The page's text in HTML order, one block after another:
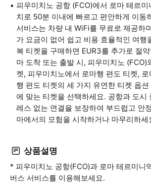
피우미치노 공항 (FCO)에서 로마 테르
치로 50분 이내에 빠르고 편안하게 이동
서비스는 차량 내 WiFi를 무료로 제공하
가 요금이 없어 쉽고 비용 효율적인 여행
복 티켓을 구매하면 EUR3를 추가로 절
마 도착 또는 출발 시, 피우미치노 (FCO)
켓, 피우미치노에서 로마행 편도 티켓,
행 편도 티켓의 세 가지 유연한 티켓 옵
에 맞는 티켓을 선택하세요. 공항과 도시
레스 없는 연결을 보장하여 부드럽고 안
마에서의 모험을 시작하거나 마무리하세
상품설명
* 피우미치노 공항(FCO)과 로마 테르미니
버스 서비스를 이용해보세요.